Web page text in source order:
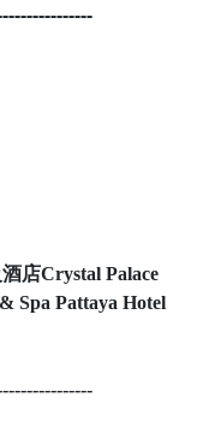
店Crystal Palace
Spa Pattaya Hotel